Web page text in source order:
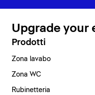
Upgrade your
Prodotti
Zona lavabo
Zona WC
Rubinetteria